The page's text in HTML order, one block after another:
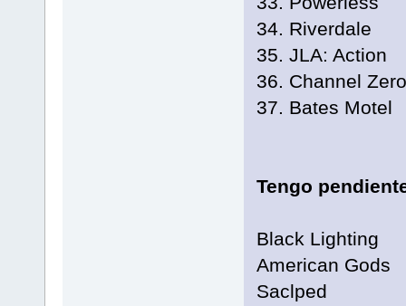
34. Riverdale
35. JLA: Action
36. Channel Zero
37. Bates Motel
Tengo
Black Lighting
American Gods
Saclped